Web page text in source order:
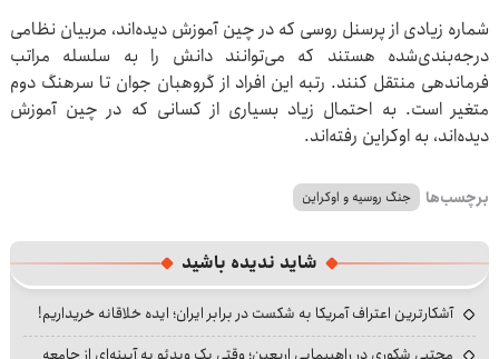
شماره زیادی از پرسنل روسی که در چین آموزش دیده‌اند، مربیان نظامی
درجه‌بندی‌شده هستند که می‌توانند دانش را به سلسله مراتب
فرماندهی منتقل کنند. رتبه این افراد از گروهبان جوان تا سرهنگ دوم
متغیر است. به احتمال زیاد بسیاری از کسانی که در چین آموزش
دیده‌اند، به اوکراین رفته‌اند.
برچسب‌ها جنگ روسیه و اوکراین
شاید ندیده باشید
آشکارترین اعتراف آمریکا به شکست در برابر ایران؛ ایده خلاقانه خریداریم!